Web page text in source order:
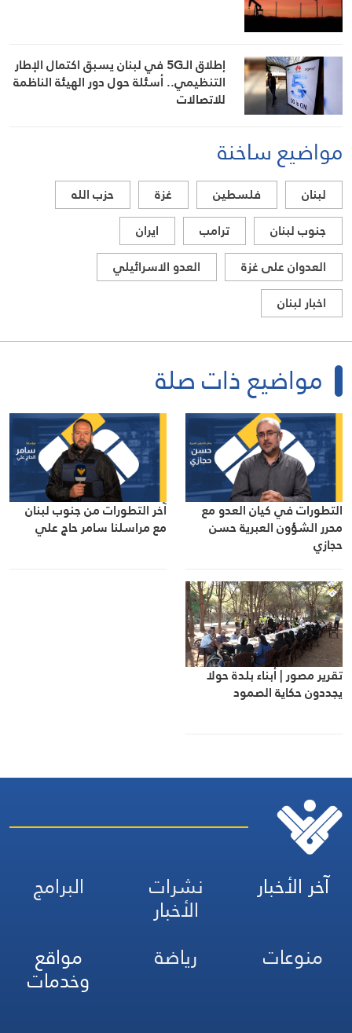
إطلاق الـ5G في لبنان يسبق اكتمال الإطار
التنظيمي.. أسئلة حول دور الهيئة الناظمة
للاتصالات
مواضيع ساخنة
لبنان فلسطين غزة
حزب الله
جنوب لبنان
ترامب
ايران
العدوان على غزة
العدو الاسرائيلي
اخبار لبنان
مواضيع ذات صلة
التطورات في كيان العدو مع
محرر الشؤون العبرية حسن
حجازي
آخر التطورات من جنوب لبنان
مع مراسلنا سامر حاج علي
تقرير مصور | أبناء بلدة حولا
يجددون حكاية الصمود
آخر الأخبار نشرات
الأخبار
البرامج
منوعات
رياضة مواقع
وخدمات